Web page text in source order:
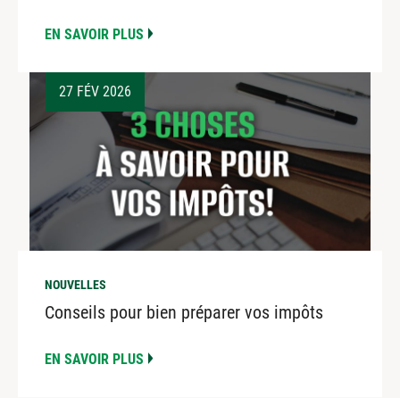
EN SAVOIR PLUS
27 FÉV 2026
NOUVELLES
Conseils pour bien préparer vos impôts
EN SAVOIR PLUS